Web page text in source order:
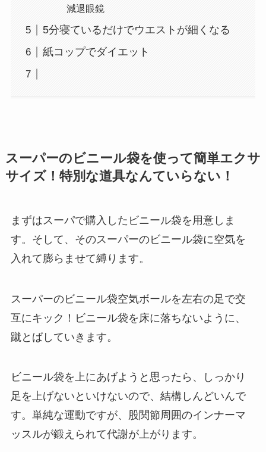
減退眼鏡
5分寝ているだけでウエストが細くなる
紙コップでダイエット
スーパーのビニール袋を使って簡単エクサ
サイズ！特別な道具なんていらない！
まずはスーパで購入したビニール袋を用意しま
す。そして、そのスーパーのビニール袋に空気を
入れて膨らませて縛ります。
スーパーのビニール袋空気ボールを左右の足で交
互にキック！ビニール袋を床に落ちないように、
蹴とばしていきます。
ビニール袋を上にあげようと思ったら、しっかり
足を上げないといけないので、結構しんどいんで
す。単純な運動ですが、股関節周囲のインナーマ
ッスルが鍛えられて代謝が上がります。